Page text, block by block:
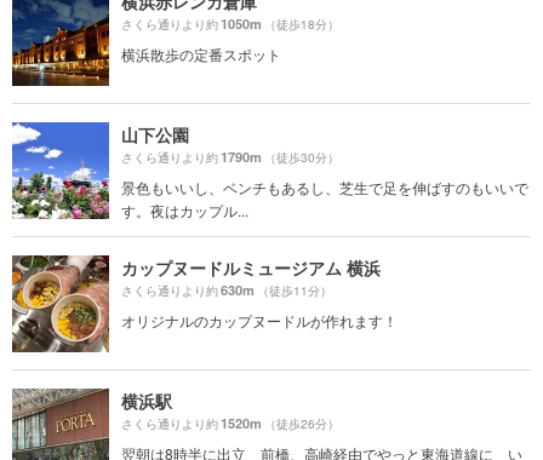
さくら通りより約1050m （徒歩18分）
横浜散歩の定番スポット
山下公園
さくら通りより約1790m （徒歩30分）
景色もいいし、ベンチもあるし、芝生で足を伸ばすのもいいで
す。夜はカップル...
カップヌードルミュージアム 横浜
さくら通りより約630m （徒歩11分）
オリジナルのカップヌードルが作れます！
横浜駅
さくら通りより約1520m （徒歩26分）
翌朝は8時半に出立 前橋、高崎経由でやっと東海道線に い